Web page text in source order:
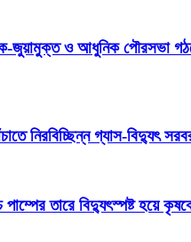
জুয়ামুক্ত ও আধুনিক পৌরসভা
নিরবিচ্ছিন্ন গ্যাস-বিদ্যুৎ
পাম্পের তারে বিদ্যুৎস্পষ্ট হয়ে